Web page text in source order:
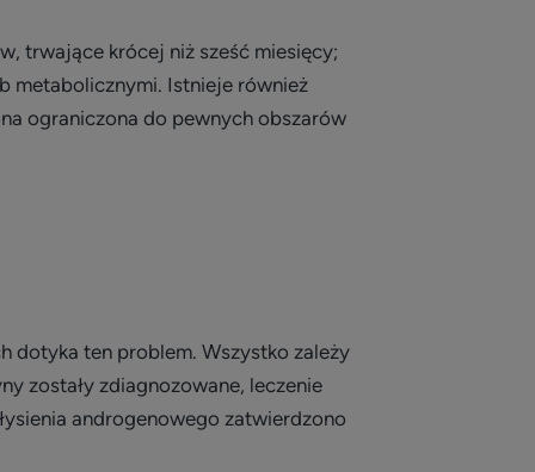
trwające krócej niż sześć miesięcy;
metabolicznymi. Istnieje również
ograniczona do pewnych obszarów
dotyka ten problem. Wszystko zależy
zostały zdiagnozowane, leczenie
androgenowego zatwierdzono